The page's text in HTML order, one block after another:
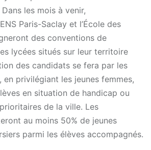
les mois à venir,
Paris-Saclay et l’École des
des conventions de
lycées situés sur leur territoire
des candidats se fera par les
en privilégiant les jeunes femmes,
en situation de handicap ou
de la ville. Les
au moins 50% de jeunes
parmi les élèves accompagnés.